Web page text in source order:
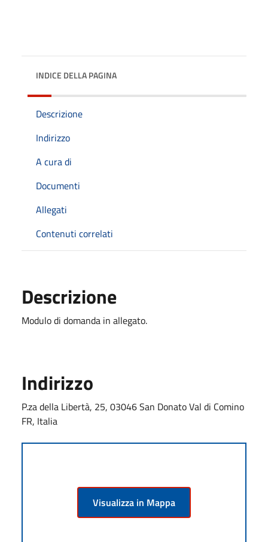
INDICE DELLA PAGINA
Descrizione
Indirizzo
A cura di
Documenti
Allegati
Contenuti correlati
Descrizione
Modulo di domanda in allegato.
Indirizzo
P.za della Libertà, 25, 03046 San Donato Val di Comino
FR, Italia
Visualizza in Mappa